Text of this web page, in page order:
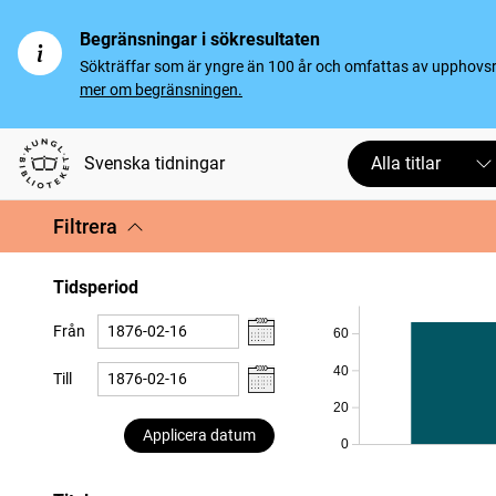
Begränsningar i sökresultaten
Sökträffar som är yngre än 100 år och omfattas av
mer om begränsningen.
Svenska tidningar Alla titlar
Filtrera
Tidsperiod
Från
Till
Applicera datum
0
20
40
60